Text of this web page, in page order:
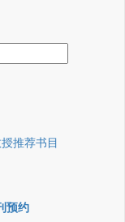
推荐书目
预约